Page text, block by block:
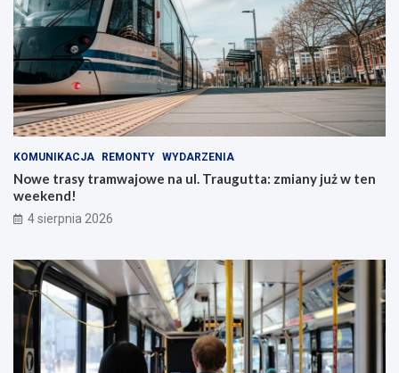
KOMUNIKACJA REMONTY WYDARZENIA
Nowe trasy tramwajowe na ul. Traugutta: zmiany już w ten
weekend!
4 sierpnia 2026